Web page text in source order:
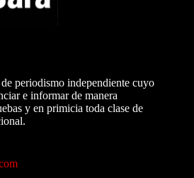
periodismo independiente cuyo
e informar de manera
y en primicia toda clase de